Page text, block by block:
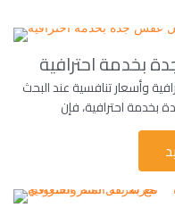
احترافية
وأسعار تنافسية عند البحث